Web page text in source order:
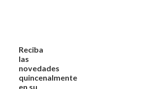
Reciba
las
novedades
quincenalmente
en su